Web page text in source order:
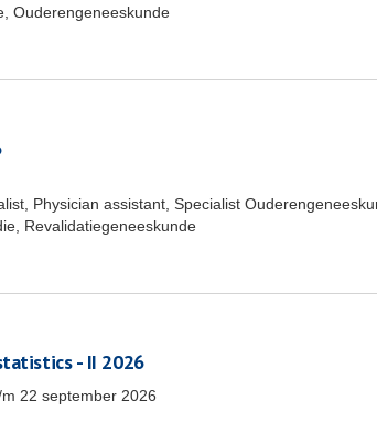
Ouderengeneeskunde
Physician assistant, Specialist
Revalidatiegeneeskunde
- II 2026
22 september 2026